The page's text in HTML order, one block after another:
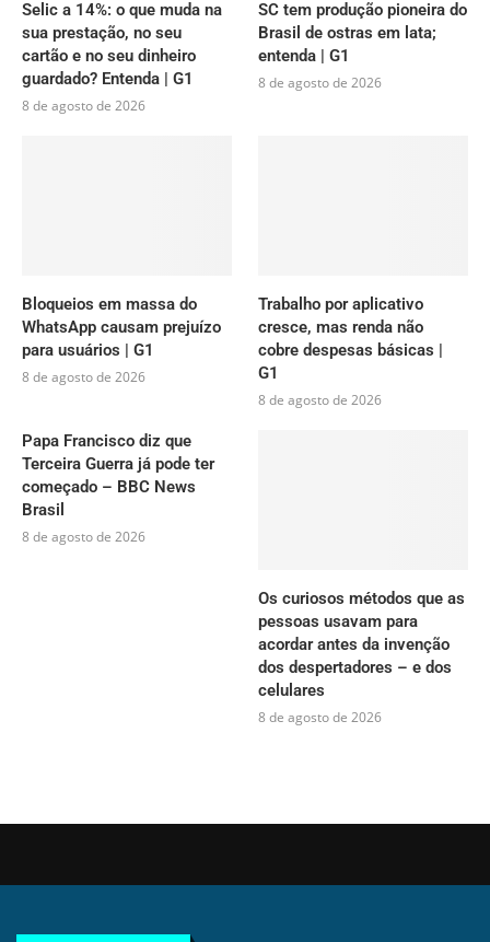
Selic a 14%: o que muda na
sua prestação, no seu
cartão e no seu dinheiro
guardado? Entenda | G1
8 de agosto de 2026
SC tem produção pioneira do
Brasil de ostras em lata;
entenda | G1
8 de agosto de 2026
Bloqueios em massa do
WhatsApp causam prejuízo
para usuários | G1
8 de agosto de 2026
Trabalho por aplicativo
cresce, mas renda não
cobre despesas básicas |
G1
8 de agosto de 2026
Papa Francisco diz que
Terceira Guerra já pode ter
começado – BBC News
Brasil
8 de agosto de 2026
Os curiosos métodos que as
pessoas usavam para
acordar antes da invenção
dos despertadores – e dos
celulares
8 de agosto de 2026